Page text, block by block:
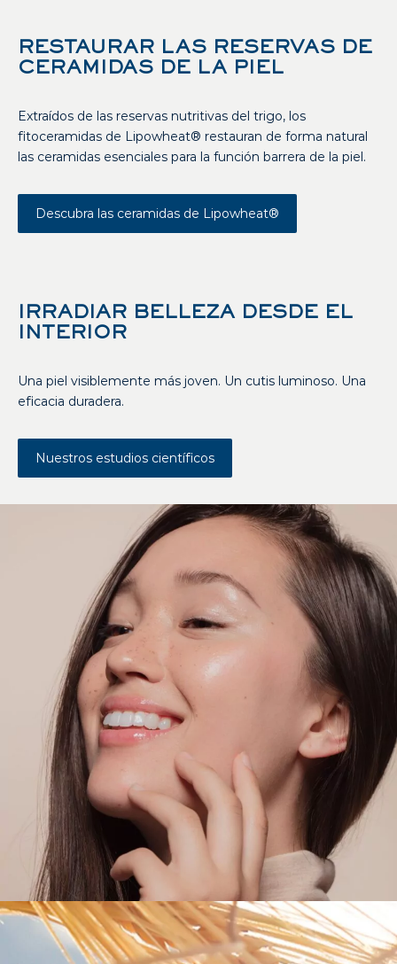
RESTAURAR LAS RESERVAS DE
CERAMIDAS DE LA PIEL
Extraídos de las reservas nutritivas del trigo, los
fitoceramidas de Lipowheat® restauran de forma natural
las ceramidas esenciales para la función barrera de la piel.
Descubra las ceramidas de Lipowheat®
IRRADIAR BELLEZA DESDE EL
INTERIOR
Una piel visiblemente más joven. Un cutis luminoso. Una
eficacia duradera.
Nuestros estudios científicos